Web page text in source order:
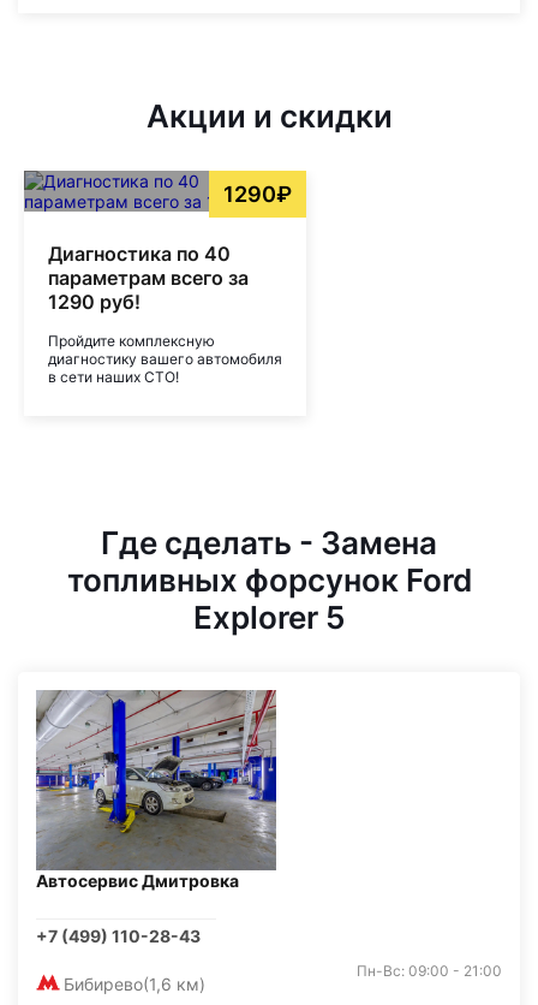
Акции и скидки
1290₽
Диагностика по 40
параметрам всего за
1290 руб!
Пройдите комплексную
диагностику вашего автомобиля
в сети наших СТО!
Где сделать - Замена
топливных форсунок Ford
Explorer 5
Автосервис Дмитровка
+7 (499) 110-28-43
Бибирево(1,6 км)
Пн-Вс: 09:00 - 21:00